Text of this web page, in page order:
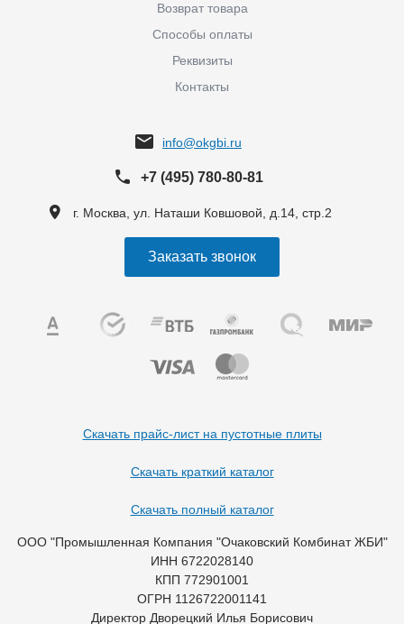
Возврат товара
Способы оплаты
Реквизиты
Контакты
info@okgbi.ru
+7 (495) 780-80-81
г. Москва, ул. Наташи Ковшовой, д.14, стр.2
Заказать звонок
Скачать прайс-лист на пустотные плиты
Скачать краткий каталог
Скачать полный каталог
ООО "Промышленная Компания "Очаковский Комбинат ЖБИ"
ИНН 6722028140
КПП 772901001
ОГРН 1126722001141
Директор Дворецкий Илья Борисович